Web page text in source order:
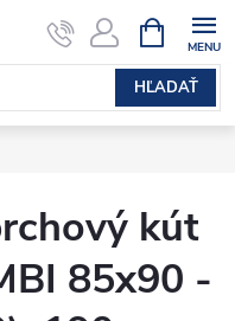
HĽADAŤ
KOŠÍK
kút
85x90 -